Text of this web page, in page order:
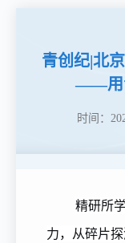
青创纪|北
——用
时间：
精研所
力，从碎片